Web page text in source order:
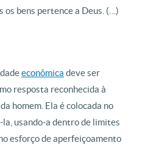
bens pertence a Deus. (…)
econômica deve ser
resposta reconhecida à
homem. Ela é colocada no
usando-a dentro de limites
esforço de aperfeiçoamento